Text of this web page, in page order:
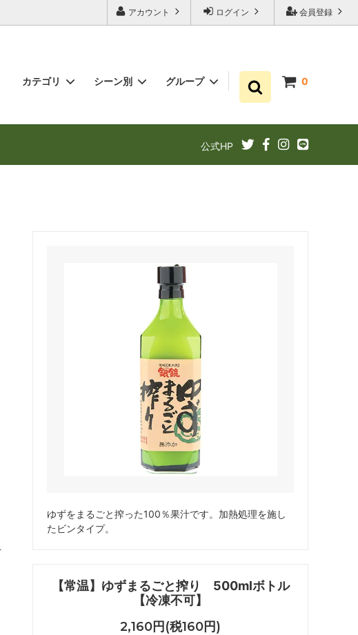
会員登録
ログイン
アカウント
0
カテゴリ シーン別 グループ
公式HP
ゆずをまるごと搾った100％果汁です。加熱処理を施し
たビンタイプ。
【常温】ゆずまるごと搾り 500mlボトル
【冷凍不可】
2,160円(税160円)